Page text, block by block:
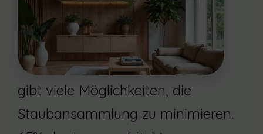
gibt viele Möglichkeiten, die
Staubansammlung zu minimieren.